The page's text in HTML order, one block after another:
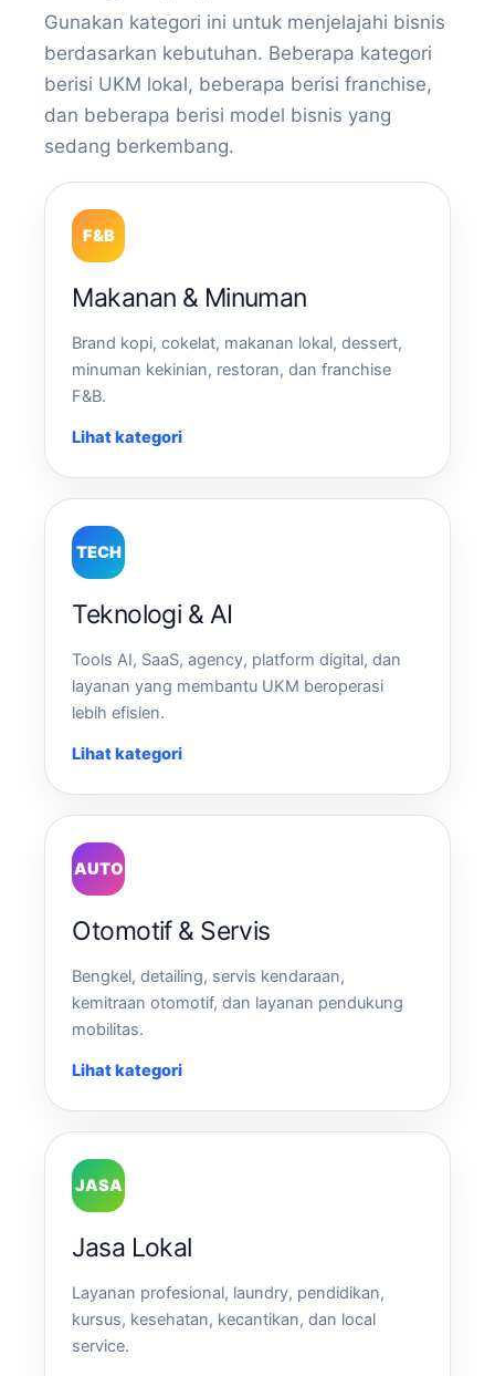
Gunakan kategori ini untuk menjelajahi bisnis
berdasarkan kebutuhan. Beberapa kategori
berisi UKM lokal, beberapa berisi franchise,
dan beberapa berisi model bisnis yang
sedang berkembang.
F&B
Makanan & Minuman
Brand kopi, cokelat, makanan lokal, dessert,
minuman kekinian, restoran, dan franchise
F&B.
Lihat kategori
TECH
Teknologi & AI
Tools AI, SaaS, agency, platform digital, dan
layanan yang membantu UKM beroperasi
lebih efisien.
Lihat kategori
AUTO
Otomotif & Servis
Bengkel, detailing, servis kendaraan,
kemitraan otomotif, dan layanan pendukung
mobilitas.
Lihat kategori
JASA
Jasa Lokal
Layanan profesional, laundry, pendidikan,
kursus, kesehatan, kecantikan, dan local
service.